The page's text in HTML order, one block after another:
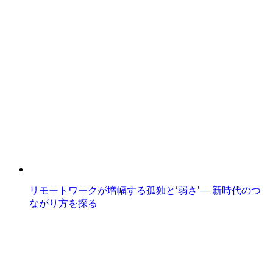
リモートワークが増幅する孤独と‘弱さ’— 新時代のつ
ながり方を探る